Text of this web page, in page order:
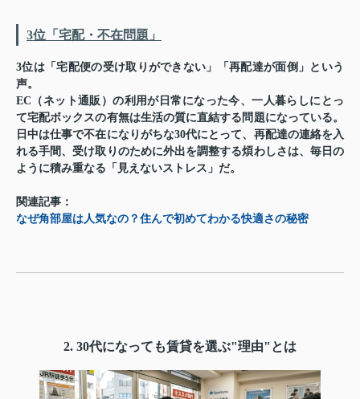
3位「宅配・不在問題」
3位は「宅配便の受け取りができない」「再配達が面倒」という
声。
EC（ネット通販）の利用が日常になった今、一人暮らしにとっ
て宅配ボックスの有無は生活の質に直結する問題になっている。
日中は仕事で不在になりがちな30代にとって、再配達の連絡を入
れる手間、受け取りのために外出を調整する煩わしさは、毎日の
ように積み重なる「見えないストレス」だ。
関連記事：
なぜ角部屋は人気なの？住んで初めてわかる快適さの秘密
2. 30代になっても賃貸を選ぶ"理由"とは